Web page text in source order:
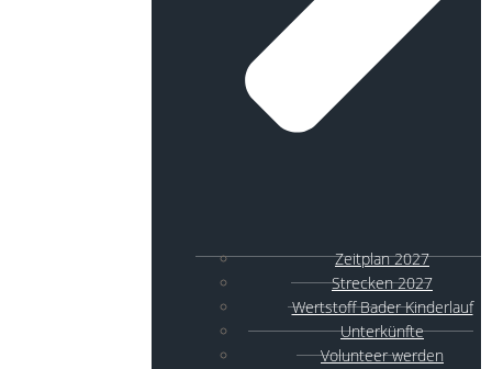
Zeitplan 2027
Strecken 2027
Wertstoff Bader Kinderlauf
Unterkünfte
Volunteer werden